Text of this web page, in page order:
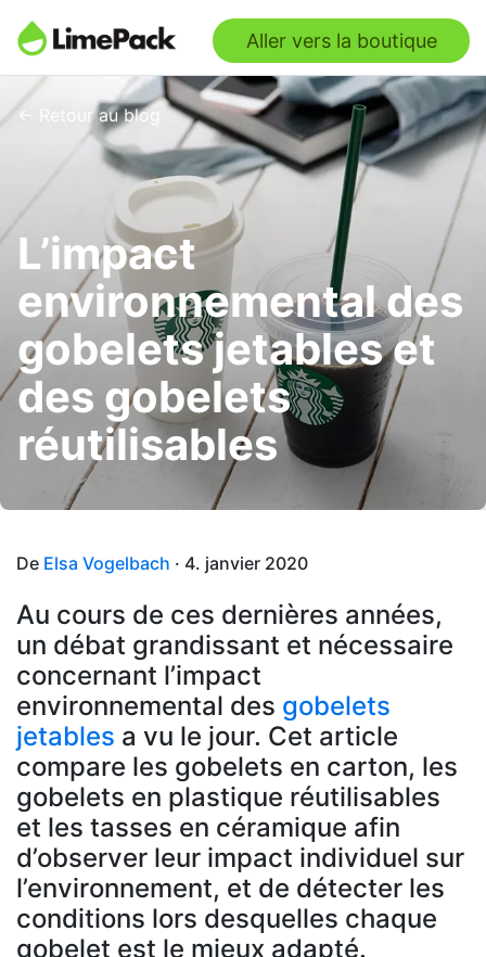
Aller vers la boutique
← Retour au blog
L’impact
environnemental des
gobelets jetables et
des gobelets
réutilisables
De Elsa Vogelbach · 4. janvier 2020
Au cours de ces dernières années,
un débat grandissant et nécessaire
concernant l’impact
environnemental des gobelets
jetables a vu le jour. Cet article
compare les gobelets en carton, les
gobelets en plastique réutilisables
et les tasses en céramique afin
d’observer leur impact individuel sur
l’environnement, et de détecter les
conditions lors desquelles chaque
gobelet est le mieux adapté.